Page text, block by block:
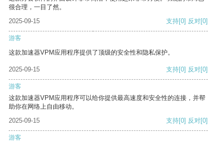
很合理，一目了然。
2025-09-15
支持[0] 反对[0]
游客
这款加速器VPM应用程序提供了顶级的安全性和隐私保护。
2025-09-15 支持[0] 反对[0]
游客
这款加速器VPM应用程序可以给你提供最高速度和安全性的连接，并帮
助你在网络上自由移动。
2025-09-15
支持[0] 反对[0]
游客